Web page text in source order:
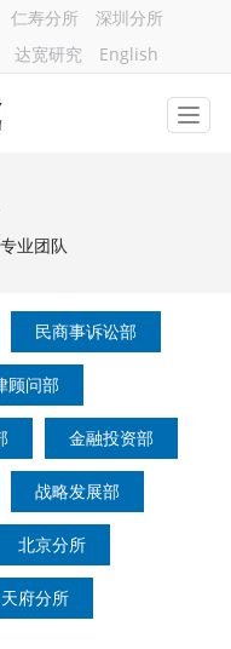
仁寿分所
深圳分所
达宽研究 English
专业团队
民商事诉讼部
顾问部
金融投资部
战略发展部
北京分所
天府分所